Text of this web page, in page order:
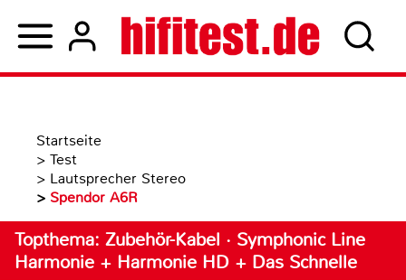
Startseite
> Test
> Lautsprecher Stereo
> Spendor A6R
Topthema: Zubehör-Kabel · Symphonic Line
Harmonie + Harmonie HD + Das Schnelle